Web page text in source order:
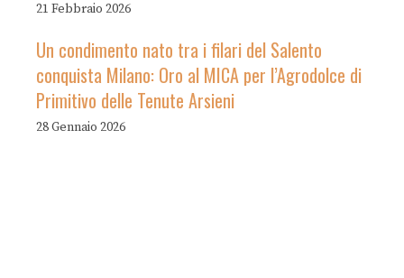
21 Febbraio 2026
Un condimento nato tra i filari del Salento
conquista Milano: Oro al MICA per l’Agrodolce di
Primitivo delle Tenute Arsieni
28 Gennaio 2026